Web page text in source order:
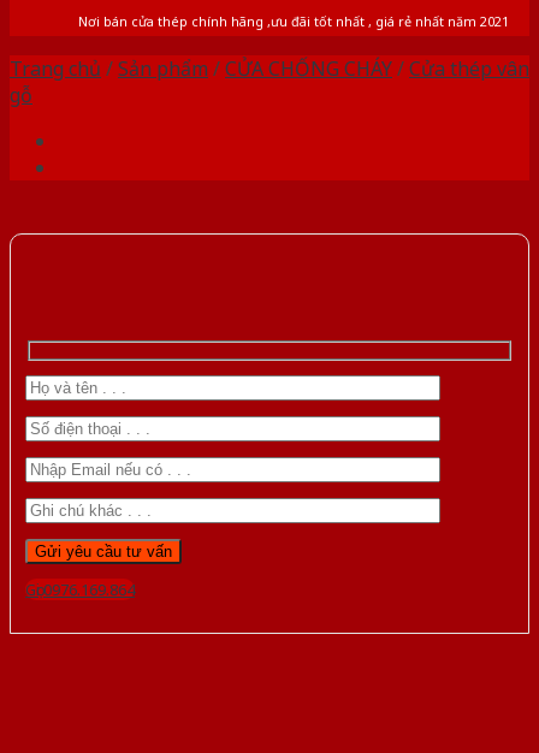
Nơi bán cửa thép chính hãng ,ưu đãi tốt nhất , giá rẻ nhất năm 2021
Trang chủ /Sản phẩm /CỬA CHỐNG CHÁY/Cửa thép vân
gỗ
Gọi 0976.169.864